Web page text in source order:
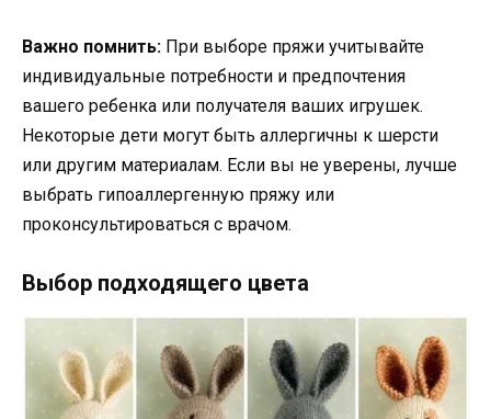
Важно помнить: При выборе пряжи учитывайте
индивидуальные потребности и предпочтения
вашего ребенка или получателя ваших игрушек.
Некоторые дети могут быть аллергичны к шерсти
или другим материалам. Если вы не уверены, лучше
выбрать гипоаллергенную пряжу или
проконсультироваться с врачом.
Выбор подходящего цвета